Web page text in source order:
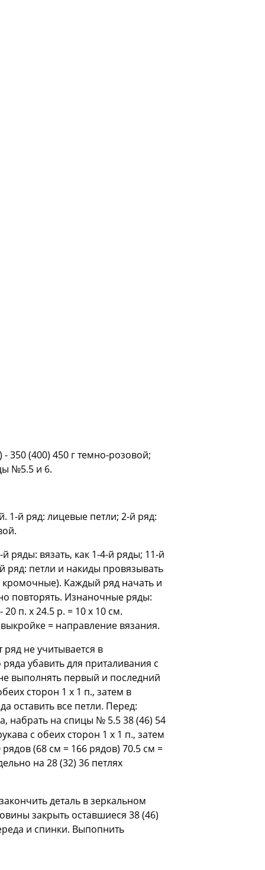
350 (400) 450 г темно-розовой;
№5.5 и 6.
1-й ряд: лицевые петли; 2-й ряд:
ряды: вязать, как 1-4-й ряды; 11-й
ряд: петли и накиды провязывать
кромочные). Каждый ряд начать и
повторять. Изнаночные ряды:
п. х 24.5 р. = 10 х 10 см.
= направление вязания.
не учитывается в
убавить для приталивания с
выполнять первый и последний
сторон 1 х 1 п., затем в
оставить все петли. Перед:
набрать на спицы № 5.5 38 (46) 54
с обеих сторон 1 х 1 п., затем
(68 см = 166 рядов) 70.5 см =
на 28 (32) 36 петлях
деталь в зеркальном
закрыть оставшиеся 38 (46)
и спинки. Выпопнить